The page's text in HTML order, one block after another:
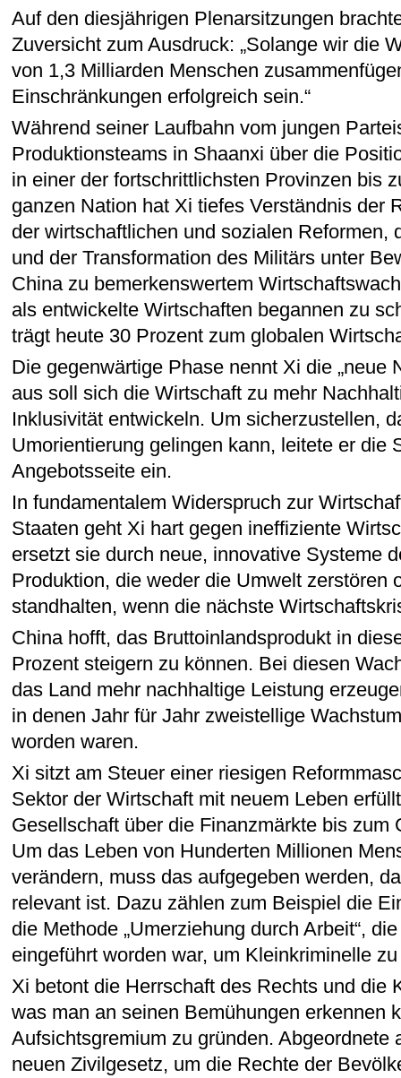
Auf den diesjährigen Plenarsitzungen
Zuversicht zum Ausdruck: „Solange wir die
von 1,3 Milliarden Menschen
Einschränkungen erfolgreich sein.“
Während seiner Laufbahn vom jungen
Produktionsteams in Shaanxi über die
in einer der fortschrittlichsten Provinzen bis
ganzen Nation hat Xi tiefes Verständnis der
der wirtschaftlichen und sozialen Reformen,
und der Transformation des Militärs unter
China zu bemerkenswertem
als entwickelte Wirtschaften begannen zu
trägt heute 30 Prozent zum globalen
Die gegenwärtige Phase nennt Xi die „neue
aus soll sich die Wirtschaft zu mehr
Inklusivität entwickeln. Um sicherzustellen,
Umorientierung gelingen kann, leitete er die
Angebotsseite ein.
In fundamentalem Widerspruch zur
Staaten geht Xi hart gegen ineffiziente
ersetzt sie durch neue, innovative Systeme
Produktion, die weder die Umwelt zerstören
standhalten, wenn die nächste
China hofft, das Bruttoinlandsprodukt in
Prozent steigern zu können. Bei diesen
das Land mehr nachhaltige Leistung
in denen Jahr für Jahr zweistellige
worden waren.
Xi sitzt am Steuer einer riesigen
Sektor der Wirtschaft mit neuem Leben
Gesellschaft über die Finanzmärkte bis zum
Um das Leben von Hunderten Millionen
verändern, muss das aufgegeben werden,
relevant ist. Dazu zählen zum Beispiel die
die Methode „Umerziehung durch Arbeit“,
eingeführt worden war, um Kleinkriminelle
Xi betont die Herrschaft des Rechts und die
was man an seinen Bemühungen erkennen
Aufsichtsgremium zu gründen. Abgeordnete
neuen Zivilgesetz, um die Rechte der